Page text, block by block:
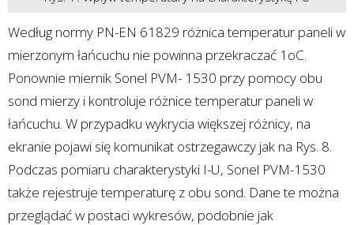
Według normy PN-EN 61829 różnica temperatur paneli w
mierzonym łańcuchu nie powinna przekraczać 1oC.
Ponownie miernik Sonel PVM- 1530 przy pomocy obu
sond mierzy i kontroluje różnice temperatur paneli w
łańcuchu. W przypadku wykrycia większej różnicy, na
ekranie pojawi się komunikat ostrzegawczy jak na Rys. 8.
Podczas pomiaru charakterystyki I-U, Sonel PVM-1530
także rejestruje temperaturę z obu sond. Dane te można
przeglądać w postaci wykresów, podobnie jak